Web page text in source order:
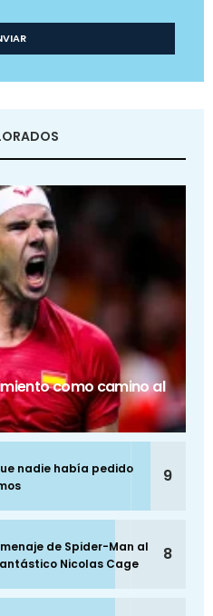
como camino al
nadie había pedido
9
de Spider-Man al
Nicolas Cage
8